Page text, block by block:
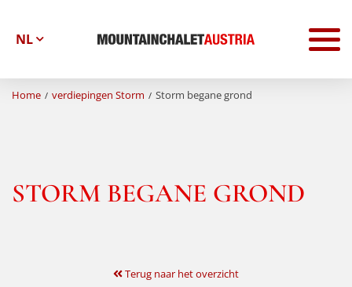
Home verdiepingen Storm Storm begane grond
STORM BEGANE GROND
Terug naar het overzicht